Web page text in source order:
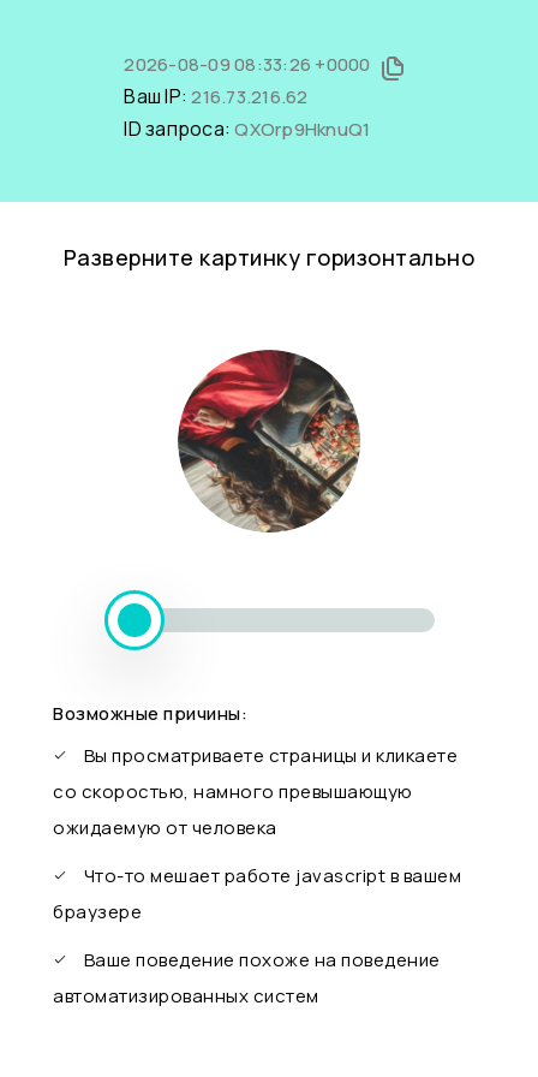
2026-08-09 08:33:26 +0000
Ваш IP:216.73.216.62
ID запроса:QXOrp9HknuQ1
Разверните картинку горизонтально
Возможные причины:
Вы просматриваете страницы и кликаете
со скоростью, намного превышающую
ожидаемую от человека
Что-то мешает работе javascript в вашем
браузере
Ваше поведение похоже на поведение
автоматизированных систем